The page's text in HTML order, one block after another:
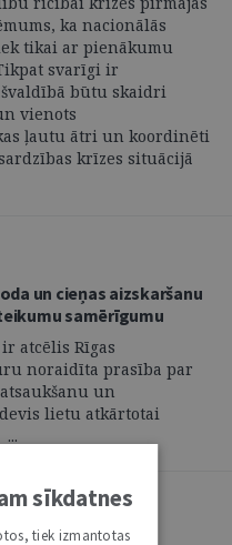
ka nacionālās
tikai ar pienākumu
svarīgi ir
būtu skaidri
vienots
ļautu ātri un koordinēti
krīzes situācijā
un cieņas aizskaršanu
samērīgumu
atcēlis Rīgas
noraidīta prasība par
un
lietu atkārtotai
sīkdatnes
tiek izmantotas